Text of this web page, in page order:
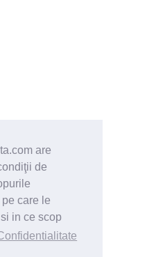
are
de
care le
in ce scop